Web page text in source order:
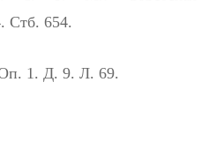
Стб. 654.
1. Д. 9. Л. 69.